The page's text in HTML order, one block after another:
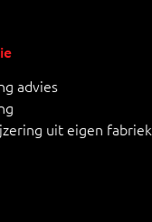
advies
uit eigen fabriek